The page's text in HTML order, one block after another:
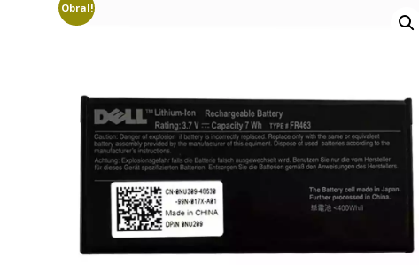
Obral!